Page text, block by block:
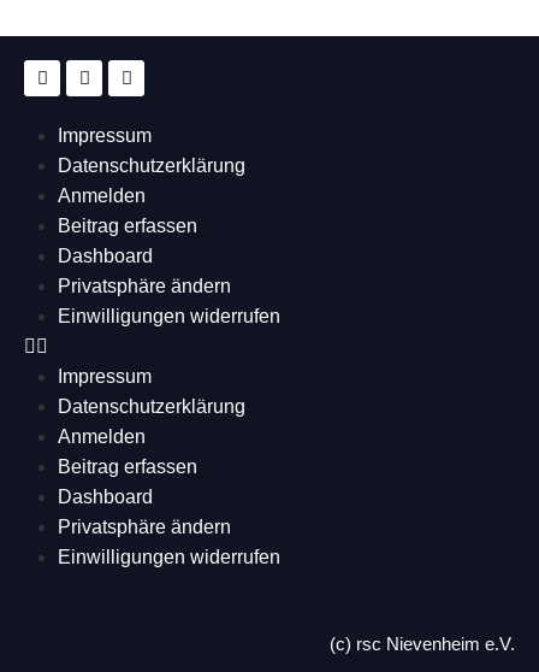
Impressum
Datenschutzerklärung
Anmelden
Beitrag erfassen
Dashboard
Privatsphäre ändern
Einwilligungen widerrufen
Impressum
Datenschutzerklärung
Anmelden
Beitrag erfassen
Dashboard
Privatsphäre ändern
Einwilligungen widerrufen
(c) rsc Nievenheim e.V.